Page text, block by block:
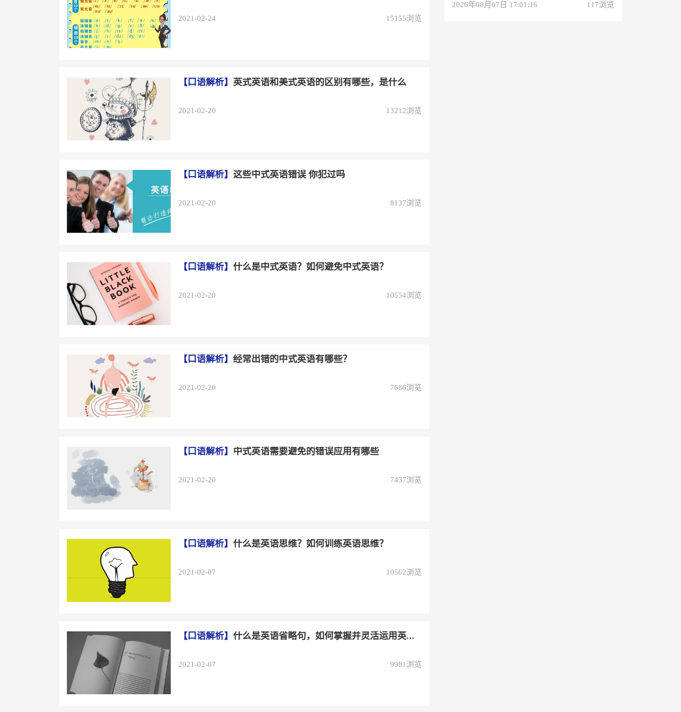
2021-02-24 15155浏览
【口语解析】 英式英语和美式英语的区别有哪些，是什么
2021-02-20 13212浏览
【口语解析】 这些中式英语错误 你犯过吗
2021-02-20 8137浏览
【口语解析】 什么是中式英语？如何避免中式英语？
2021-02-20 10554浏览
【口语解析】 经常出错的中式英语有哪些？
2021-02-20 7686浏览
【口语解析】 中式英语需要避免的错误应用有哪些
2021-02-20 7437浏览
【口语解析】 什么是英语思维？如何训练英语思维？
2021-02-07 10562浏览
【口语解析】 什么是英语省略句，如何掌握并灵活运用英语省略句？
2021-02-07 9981浏览
2026年08月07日 17:01:16
117浏览